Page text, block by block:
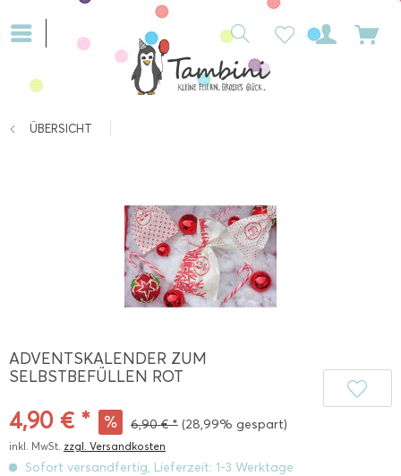
ÜBERSICHT
ADVENTSKALENDER ZUM
SELBSTBEFÜLLEN ROT
4,90 € * 6,90 € * (28,99% gespart)
inkl. MwSt. zzgl. Versandkosten
Sofort versandfertig, Lieferzeit: 1-3 Werktage